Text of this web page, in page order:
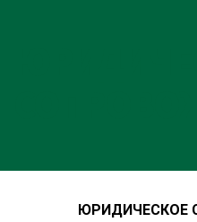
ЮРИДИЧЕСКОЕ